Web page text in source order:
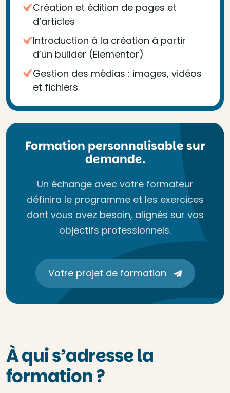
Création et édition de pages et
d’articles
Introduction à la création à partir
d’un builder (Elementor)
Gestion des médias : images, vidéos
et fichiers
Formation personnalisable sur
demande.
Un échange avec votre formateur
définira le programme et les exercices
dont vous avez besoin, alignés sur vos
objectifs professionnels.
Votre projet de formation
À qui s’adresse la
formation ?